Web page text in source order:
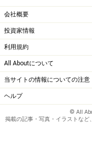
じめ乗車時に「どこ
ください(Could
◯◯◯（地名）,
降車地付近になると
ってくれるので、そ
く目的地までたどり着
※記事内容は執筆時点の
会社概要
投資家情報
利用規約
All Aboutについて
当サイトの情報についての注意
ヘルプ
© All
掲載の記事・写真・イラストな